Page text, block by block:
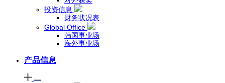
投资信息
财务状况表
Global Office
韩国事业场
海外事业场
产品信息